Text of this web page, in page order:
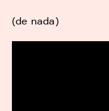
(de nada)